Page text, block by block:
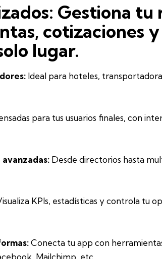
Gestiona tu
cotizaciones
lugar.
Ideal para hoteles,
para tus usuarios finales, con
Desde directorios hasta
KPIs, estadísticas y controla tu
Conecta tu app con
Mailchimp, etc.